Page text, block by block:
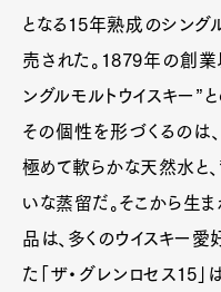
となる15年熟成のシング
売された。1879年の創業
ングルモルトウイスキー”
その個性を形づくるの
極めて軟らかな天然水と
いな蒸留だ。そこから生
品は、多くのウイスキー
た「ザ・グレンロセス15」